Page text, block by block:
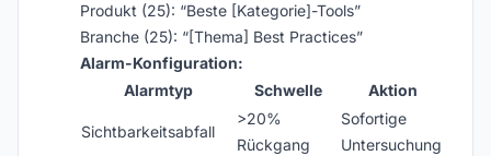
Produkt (25): “Beste [Kategorie]-Tools”
Branche (25): “[Thema] Best Practices”
Alarm-Konfiguration:
Alarmtyp
Schwelle Aktion
Sichtbarkeitsabfall
>20%
Rückgang
Sofortige
Untersuchung